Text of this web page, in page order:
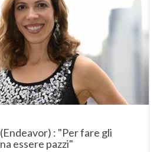
: "Per fare gli
essere pazzi"